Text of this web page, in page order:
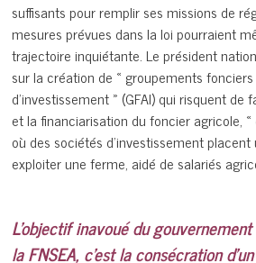
suffisants pour remplir ses missions de
mesures prévues dans la loi pourraient
trajectoire inquiétante. Le président
sur la création de « groupements
d’investissement » (GFAI) qui risquent de
et la financiarisation du foncier agricole,
où des sociétés d’investissement
exploiter une ferme, aidé de salariés
L’objectif inavoué du
la FNSEA, c’est la consécration